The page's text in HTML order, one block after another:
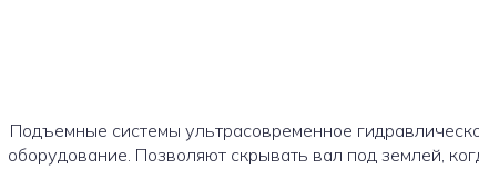
Подъемные системы ультрасовременное
оборудование. Позволяют скрывать вал под землей,